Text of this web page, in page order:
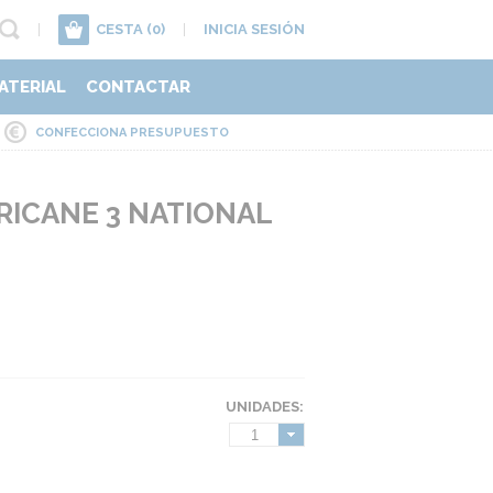
CESTA (0) INICIA SESIÓN
CONTACTAR
CONFECCIONA PRESUPUESTO
3 NATIONAL
UNIDADES:
1